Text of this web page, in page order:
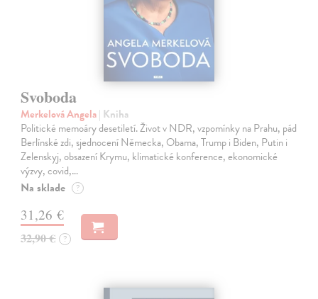
Svoboda
Merkelová Angela| Kniha
Politické memoáry desetiletí. Život v NDR, vzpomínky na Prahu, pád
Berlínské zdi, sjednocení Německa, Obama, Trump i Biden, Putin i
Zelenskyj, obsazení Krymu, klimatické konference, ekonomické
výzvy, covid,…
Na sklade ?
31,26 €
32,90 € ?